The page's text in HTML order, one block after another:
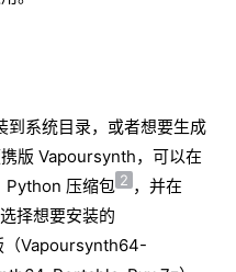
系统目录，或者想要生成
版 Vapoursynth，可以在
Python 压缩包 2 ，并在
择想要安装的
（Vapoursynth64-